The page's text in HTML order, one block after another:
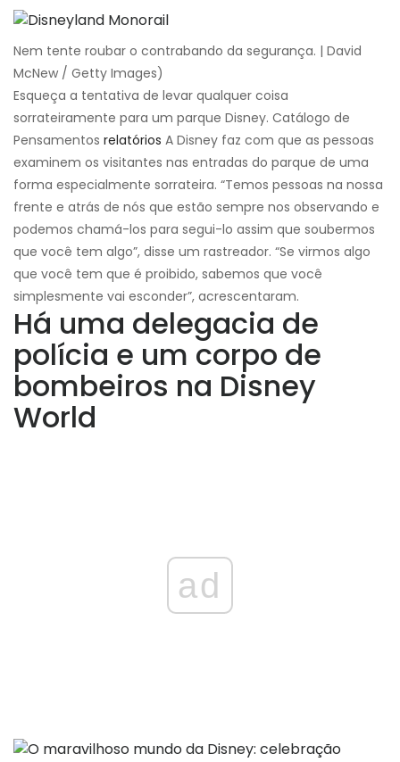
Nem tente roubar o contrabando da segurança. | David
McNew / Getty Images)
Esqueça a tentativa de levar qualquer coisa
sorrateiramente para um parque Disney. Catálogo de
Pensamentos relatórios A Disney faz com que as pessoas
examinem os visitantes nas entradas do parque de uma
forma especialmente sorrateira. “Temos pessoas na nossa
frente e atrás de nós que estão sempre nos observando e
podemos chamá-los para segui-lo assim que soubermos
que você tem algo”, disse um rastreador. “Se virmos algo
que você tem que é proibido, sabemos que você
simplesmente vai esconder”, acrescentaram.
Há uma delegacia de
polícia e um corpo de
bombeiros na Disney
World
ad